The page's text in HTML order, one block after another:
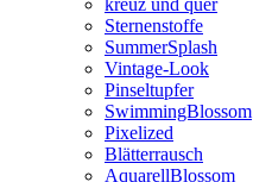
kreuz und quer
Sternenstoffe
SummerSplash
Vintage-Look
Pinseltupfer
SwimmingBlossom
Pixelized
Blätterrausch
AquarellBlossom